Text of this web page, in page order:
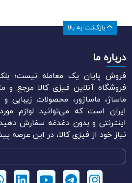
درباره ما
فروش پایان یک معامله نیست؛
فروشگاه آنلاین فیزی کالا
ماساژ، ماساژور، محصولات زیبایی
ایران است که می‌توانید لوازم
اینترنتی و بدون دغدغه سفارش
نیاز خود از فیزی کالا، در این عرصه
بازگشت به بالا